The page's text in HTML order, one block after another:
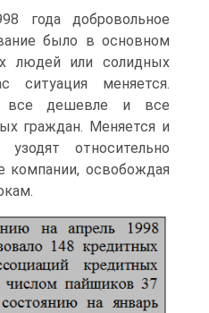
года добровольное
было в основном
людей или солидных
ситуация меняется.
все дешевле и все
граждан. Меняется и
относительно
компании, освобождая